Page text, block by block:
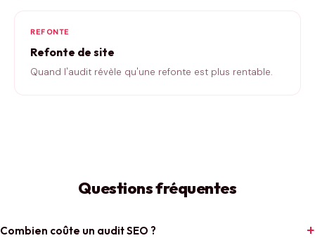
REFONTE
Refonte de site
Quand l'audit révèle qu'une refonte est plus rentable.
Questions fréquentes
Combien coûte un audit SEO ?